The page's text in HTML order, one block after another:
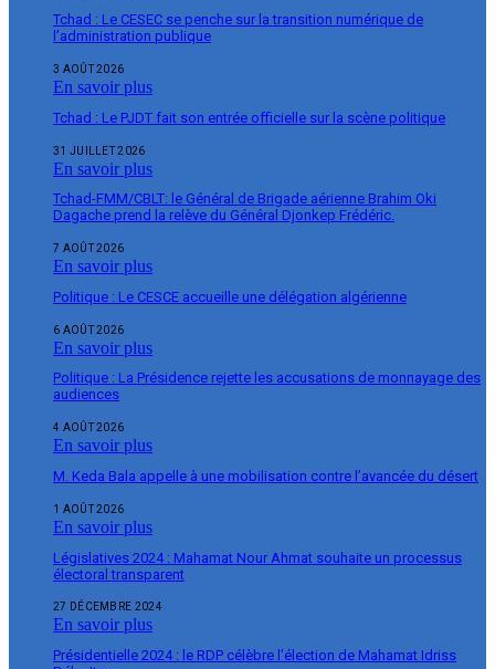
Tchad : Le CESEC se penche sur la transition numérique de
l’administration publique
3 AOÛT 2026
En savoir plus
Tchad : Le PJDT fait son entrée officielle sur la scène politique
31 JUILLET 2026
En savoir plus
Tchad-FMM/CBLT: le Général de Brigade aérienne Brahim Oki
Dagache prend la relève du Général Djonkep Frédéric.
7 AOÛT 2026
En savoir plus
Politique : Le CESCE accueille une délégation algérienne
6 AOÛT 2026
En savoir plus
Politique : La Présidence rejette les accusations de monnayage des
audiences
4 AOÛT 2026
En savoir plus
M. Keda Bala appelle à une mobilisation contre l’avancée du désert
1 AOÛT 2026
En savoir plus
Législatives 2024 : Mahamat Nour Ahmat souhaite un processus
électoral transparent
27 DÉCEMBRE 2024
En savoir plus
Présidentielle 2024 : le RDP célèbre l’élection de Mahamat Idriss